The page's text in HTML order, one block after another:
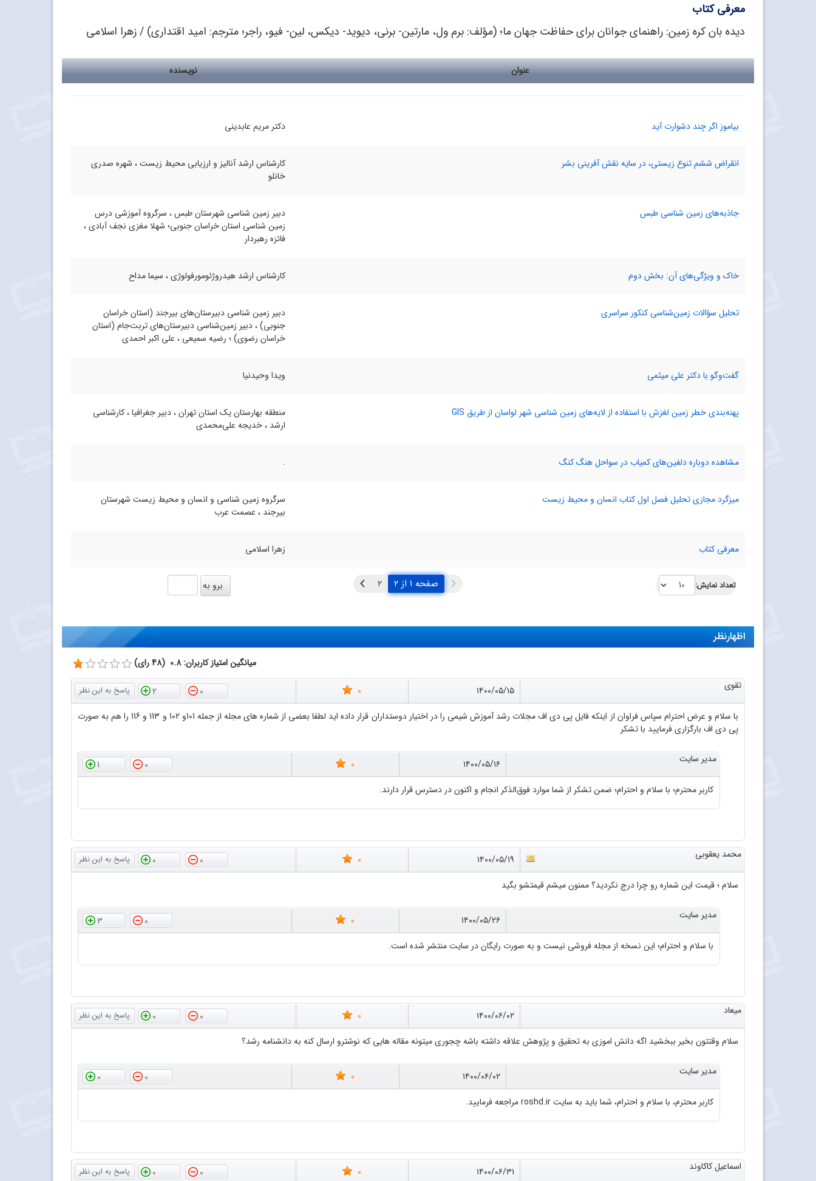
معرفی کتاب
دیده ‌بان کره‌ زمین: راهنمای جوانان برای حفاظت جهان ما؛ (مؤلف: برم ول، مارتین- برنی، دیوید- دیکس، لین- فیو، راجر؛‌ مترجم: امید اقتداری) / زهرا اسلامی
عنوان نویسنده
بیاموز اگر چند دشوارت آید دکتر مریم عابدینی
انقراض ششم تنوع زیستی، در سایه نقش ‌آفرینی بشر
کارشناس ارشد آنالیز و ارزیابی محیط زیست ، شهره صدری
خانلو
جاذبه‌های زمین ‌شناسی طبس
دبیر زمین‌ شناسی شهرستان طبس ، سرگروه آموزشی درس
زمین ‌شناسی استان خراسان جنوبی؛ شهلا مغزی نجف آبادی ،
فائزه رهبردار
خاک و ویژگی‌های آن: بخش دوم کارشناس ارشد هیدروژئومورفولوژی ، سیما مداح
تحلیل سؤالات زمین‌‌شناسی کنکور سراسری
دبیر زمین ‌شناسی دبیرستان‌های بیرجند (استان خراسان
جنوبی) ، دبیر زمین‌شناسی دبیرستان‌‌های تربت‌جام (استان
خراسان رضوی) ؛ رضیه سمیعی ، علی ‌اکبر احمدی
گفت‌‌و‌گو با دکتر علی میثمی ویدا وحیدنیا
پهنه‌بندی خطر زمین لغزش با استفاده از لایه‌های زمین ‌شناسی شهر لواسان از طریق GIS
منطقه بهارستان یک استان تهران ، دبیر جغرافیا ، کارشناسی
ارشد ، خدیجه علی‌محمدی
مشاهده دوباره دلفین‌‌های کمیاب در سواحل هنگ ‌کنگ .
میزگرد مجازی تحلیل فصل اول کتاب انسان و محیط ‌زیست
سرگروه زمین ‌شناسی و انسان و محیط زیست شهرستان
بیرجند ، عصمت عرب
معرفی کتاب زهرا اسلامی
تعداد نمایش: صفحه ۱ از ۲
اظهارنظر
میانگین امتیاز کاربران: 0.8 (48 رای)
تقوی
۱۴۰۰/۰۵/۱۵ 0
0
2
با سلام و عرض احترام سپاس فراوان از اینکه فایل پی دی اف مجلات رشد آموزش شیمی را در اختیار دوستداران قرار داده اید لطفا بعضی از شماره های مجله از جمله 101و 102 و 113 و 116 را هم به صورت
پی دی اف بارگزاری فرمایید با تشکر
مدیر سایت ۱۴۰۰/۰۵/۱۶ 0
0
1
کاربر محترم؛ با سلام و احترام؛ ضمن تشکر از شما موارد فوق‌الذکر انجام و اکنون در دسترس قرار دارند.
محمد یعقوبی ۱۴۰۰/۰۵/۱۹ 0
0
0
سلام ؛ قیمت این شماره رو چرا درج نکردید؟ ممنون میشم قیمتشو بگید
مدیر سایت ۱۴۰۰/۰۵/۲۶ 0
0
3
با سلام و احترام؛ این نسخه از مجله فروشی نیست و به صورت رایگان در سایت منتشر شده است.
میعاد ۱۴۰۰/۰۶/۰۲ 0
0
0
سلام وقتتون بخیر ببخشید اگه دانش اموزی به تحقیق و پژوهش علاقه داشته باشه چجوری میتونه مقاله هایی که نوشترو ارسال کنه به دانشنامه رشد؟
مدیر سایت ۱۴۰۰/۰۶/۰۲ 0
0
0
کاربر محترم، با سلام و احترام، شما باید به سایت roshd.ir مراجعه فرمایید.
اسماعیل کاکاوند ۱۴۰۰/۰۶/۳۱ 0
0
0